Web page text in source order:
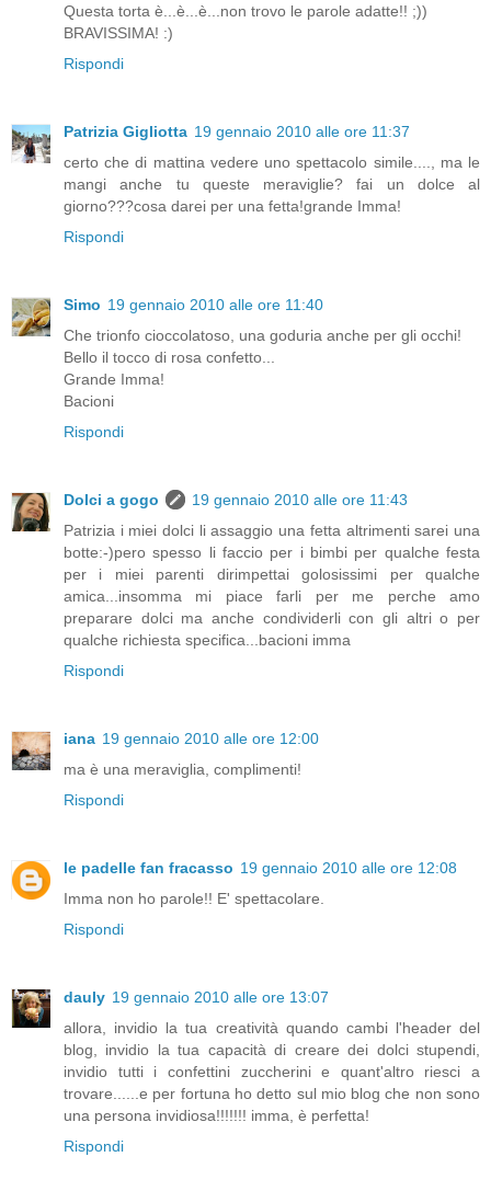
Questa torta è...è...è...non trovo le parole adatte!! ;))
BRAVISSIMA! :)
Rispondi
Patrizia Gigliotta 19 gennaio 2010 alle ore 11:37
certo che di mattina vedere uno spettacolo simile...., ma le
mangi anche tu queste meraviglie? fai un dolce al
giorno???cosa darei per una fetta!grande Imma!
Rispondi
Simo 19 gennaio 2010 alle ore 11:40
Che trionfo cioccolatoso, una goduria anche per gli occhi!
Bello il tocco di rosa confetto...
Grande Imma!
Bacioni
Rispondi
Dolci a gogo
19 gennaio 2010 alle ore 11:43
Patrizia i miei dolci li assaggio una fetta altrimenti sarei una
botte:-)pero spesso li faccio per i bimbi per qualche festa
per i miei parenti dirimpettai golosissimi per qualche
amica...insomma mi piace farli per me perche amo
preparare dolci ma anche condividerli con gli altri o per
qualche richiesta specifica...bacioni imma
Rispondi
iana 19 gennaio 2010 alle ore 12:00
ma è una meraviglia, complimenti!
Rispondi
le padelle fan fracasso 19 gennaio 2010 alle ore 12:08
Imma non ho parole!! E' spettacolare.
Rispondi
dauly 19 gennaio 2010 alle ore 13:07
allora, invidio la tua creatività quando cambi l'header del
blog, invidio la tua capacità di creare dei dolci stupendi,
invidio tutti i confettini zuccherini e quant'altro riesci a
trovare......e per fortuna ho detto sul mio blog che non sono
una persona invidiosa!!!!!!! imma, è perfetta!
Rispondi